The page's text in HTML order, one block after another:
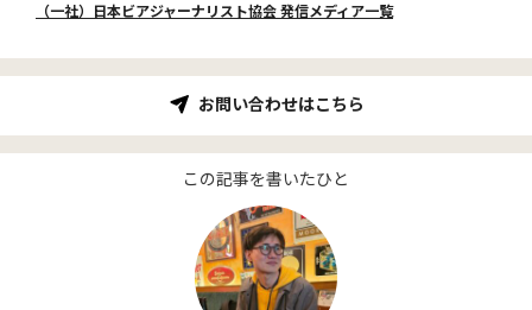
（一社）日本ビアジャーナリスト協会 発信メディア一覧
お問い合わせはこちら
この記事を書いたひと